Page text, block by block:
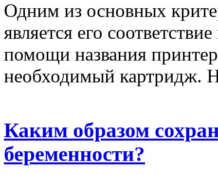
Одним из основных
является его
помощи названия
необходимый картридж.
Каким образом
беременности?